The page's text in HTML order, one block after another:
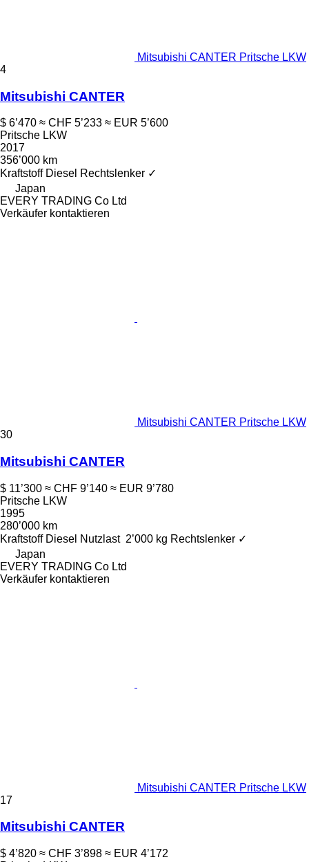
Mitsubishi CANTER Pritsche LKW
4
Mitsubishi CANTER
$ 6’470 ≈ CHF 5’233 ≈ EUR 5’600
Pritsche LKW
2017
356’000 km
Kraftstoff Diesel Rechtslenker ✓
Japan
EVERY TRADING Co Ltd
Verkäufer kontaktieren
Mitsubishi CANTER Pritsche LKW
30
Mitsubishi CANTER
$ 11’300 ≈ CHF 9’140 ≈ EUR 9’780
Pritsche LKW
1995
280’000 km
Kraftstoff Diesel Nutzlast 2’000 kg Rechtslenker ✓
Japan
EVERY TRADING Co Ltd
Verkäufer kontaktieren
Mitsubishi CANTER Pritsche LKW
17
Mitsubishi CANTER
$ 4’820 ≈ CHF 3’898 ≈ EUR 4’172